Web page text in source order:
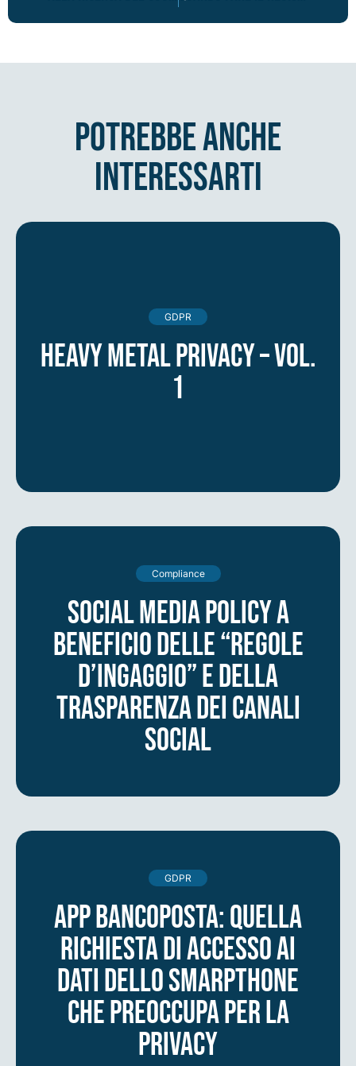
potrebbe anche
interessarti
GDPR
Heavy Metal Privacy – vol.
1
Compliance
Social Media Policy a
beneficio delle “regole
d’ingaggio” e della
trasparenza dei canali
social
GDPR
App Bancoposta: quella
richiesta di accesso ai
dati dello smarpthone
che preoccupa per la
privacy